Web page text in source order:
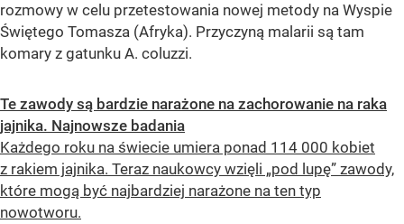
rozmowy w celu przetestowania nowej metody na Wyspie
Świętego Tomasza (Afryka). Przyczyną malarii są tam
komary z gatunku A. coluzzi.
Te zawody są bardzie narażone na zachorowanie na raka
jajnika. Najnowsze badania
Każdego roku na świecie umiera ponad 114 000 kobiet
z rakiem jajnika. Teraz naukowcy wzięli „pod lupę” zawody,
które mogą być najbardziej narażone na ten typ
nowotworu.